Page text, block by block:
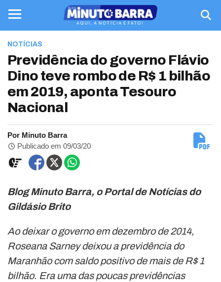
NOTÍCIAS
Previdência do governo Flávio
Dino teve rombo de R$ 1 bilhão
em 2019, aponta Tesouro
Nacional
Por Minuto Barra
Publicado em 09/03/20
Blog Minuto Barra, o Portal de Notícias do
Gildásio Brito
Ao deixar o governo em dezembro de 2014,
Roseana Sarney deixou a previdência do
Maranhão com saldo positivo de mais de R$ 1
bilhão. Era uma das poucas previdências